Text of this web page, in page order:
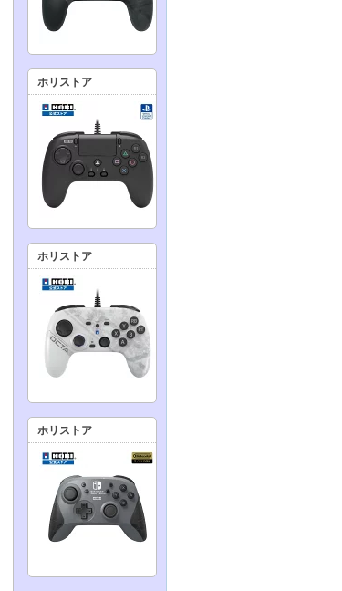
ホリストア
ホリストア
ホリストア